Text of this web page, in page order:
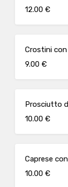
12.00 €
Crostini
9.00 €
Prosciutto
10.00 €
Caprese
10.00 €